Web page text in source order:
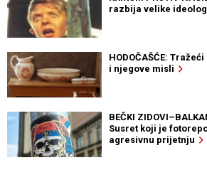
razbija velike
HODOČAŠĆE:
i njegove misli
BEČKI
Susret koji je
agresivnu prijetnju